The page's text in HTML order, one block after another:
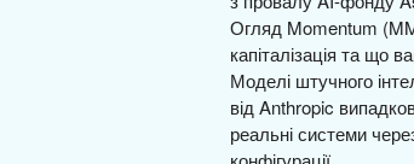
Огляд Momentum
капіталізація та що
Моделі штучного
від Anthropic
реальні системи